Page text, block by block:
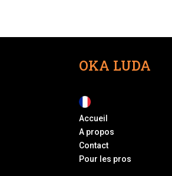
OKA LUDA
Accueil
A propos
Contact
Pour les pros